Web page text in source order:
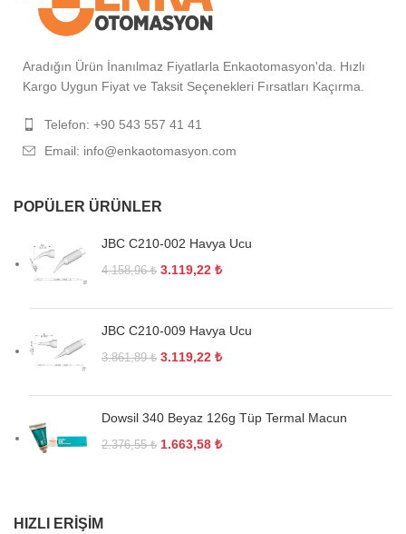
Aradığın Ürün İnanılmaz Fiyatlarla Enkaotomasyon'da. Hızlı
Kargo Uygun Fiyat ve Taksit Seçenekleri Fırsatları Kaçırma.
Telefon: +90 543 557 41 41
Email: info@enkaotomasyon.com
POPÜLER ÜRÜNLER
JBC C210-002 Havya Ucu
4.158,96₺ 3.119,22 ₺
JBC C210-009 Havya Ucu
3.861,89₺ 3.119,22 ₺
Dowsil 340 Beyaz 126g Tüp Termal Macun
2.376,55₺ 1.663,58 ₺
HIZLI ERIŞIM